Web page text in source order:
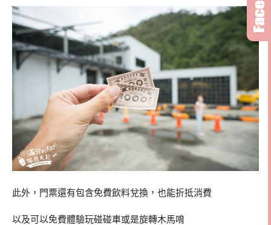
此外，門票還有包含免費飲料兌換，也能折抵消費
以及可以免費體驗玩碰碰車或是旋轉木馬唷